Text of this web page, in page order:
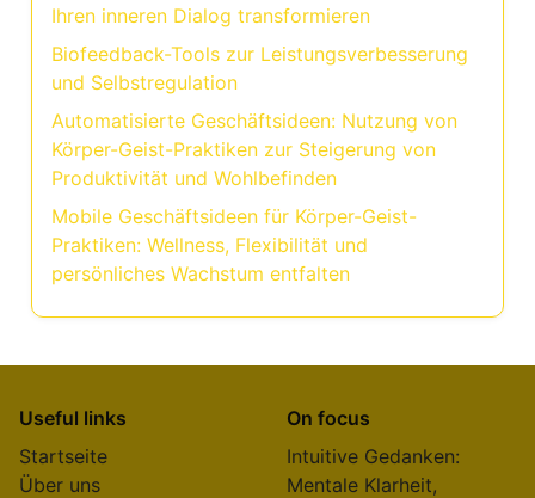
Ihren inneren Dialog transformieren
Biofeedback-Tools zur Leistungsverbesserung
und Selbstregulation
Automatisierte Geschäftsideen: Nutzung von
Körper-Geist-Praktiken zur Steigerung von
Produktivität und Wohlbefinden
Mobile Geschäftsideen für Körper-Geist-
Praktiken: Wellness, Flexibilität und
persönliches Wachstum entfalten
Useful links
Startseite
Über uns
On focus
Intuitive Gedanken:
Mentale Klarheit,